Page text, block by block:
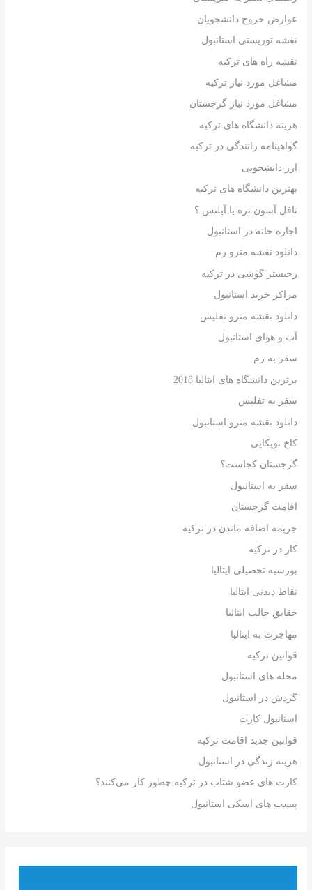
عوارض خروج دانشجویان
نقشه توریستی استانبول
نقشه راه های ترکیه
مشاغل مورد نیاز ترکیه
مشاغل مورد نیاز گرجستان
هزینه دانشگاه های ترکیه
گواهینامه رانندگی در ترکیه
ارز دانشجویی
بهترین دانشگاه های ترکیه
تافل آسون تره یا آیلتس ؟
اجاره خانه در استانبول
دانلود نقشه مترو رم
رجیستر گوشی در ترکیه
مراکز خرید استانبول
دانلود نقشه مترو تفلیس
آب و هوای استانبول
سفر به رم
برترین دانشگاه های ایتالیا 2018
سفر به تفلیس
دانلود نقشه مترو استانبول
کاخ توپکاپی
گرجستان کجاست؟
سفر به استانبول
اقامت گرجستان
جریمه اضافه ماندن در ترکیه
کار در ترکیه
بورسیه تحصیلی ایتالیا
نقاط دیدنی ایتالیا
حقایق جالب ایتالیا
مهاجرت به ایتالیا
قوانین ترکیه
محله های استانبول
گردش در استانبول
استانبول کارت
قوانین جدید اقامت ترکیه
هزینه زندگی در استانبول
کارت های عضو شتاب در ترکیه چطور کار می‌کنند؟
پیست های اسکی استانبول